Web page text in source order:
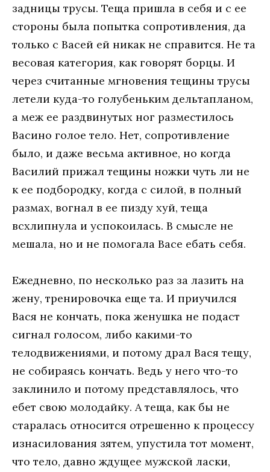
задницы трусы. Теща пришла в себя и с ее
стороны была попытка сопротивления, да
только с Васей ей никак не справится. Не та
весовая категория, как говорят борцы. И
через считанные мгновения тещины трусы
летели куда-то голубеньким дельтапланом,
а меж ее раздвинутых ног разместилось
Васино голое тело. Нет, сопротивление
было, и даже весьма активное, но когда
Василий прижал тещины ножки чуть ли не
к ее подбородку, когда с силой, в полный
размах, вогнал в ее пизду хуй, теща
всхлипнула и успокоилась. В смысле не
мешала, но и не помогала Васе ебать себя.
Ежедневно, по несколько раз за лазить на
жену, тренировочка еще та. И приучился
Вася не кончать, пока женушка не подаст
сигнал голосом, либо какими-то
телодвижениями, и потому драл Вася тещу,
не собираясь кончать. Ведь у него что-то
заклинило и потому представлялось, что
ебет свою молодайку. А теща, как бы не
старалась относится отрешенно к процессу
изнасилования зятем, упустила тот момент,
что тело, давно ждущее мужской ласки,